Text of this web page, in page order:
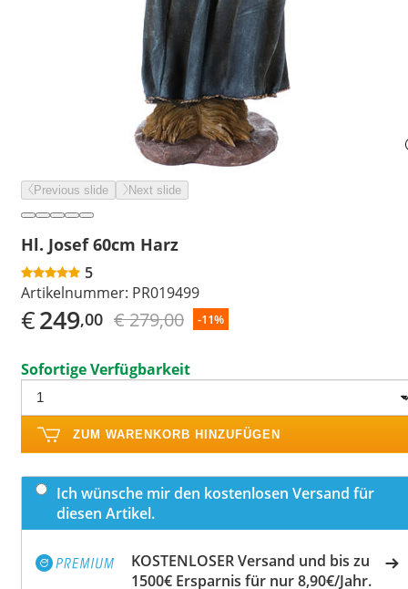
Previous slide Next slide
Hl. Josef 60cm Harz
5
Artikelnummer: PR019499
€249,00 € 279,00 -11%
Sofortige Verfügbarkeit
ZUM WARENKORB HINZUFÜGEN
Ich wünsche mir den kostenlosen Versand für
diesen Artikel.
KOSTENLOSER Versand und bis zu
1500€ Ersparnis für nur 8,90€/Jahr.